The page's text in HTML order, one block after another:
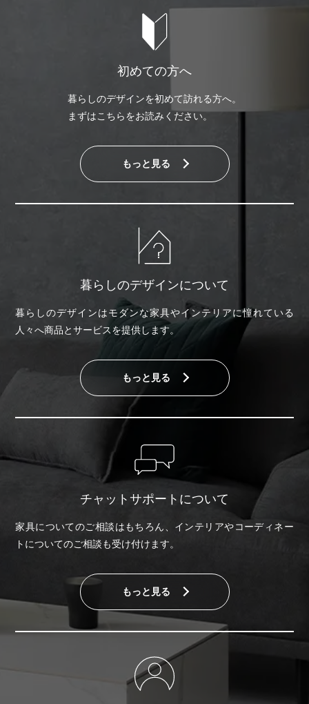
初めての方へ
暮らしのデザインを初めて訪れる方へ。
まずはこちらをお読みください。
もっと見る
暮らしのデザインについて
暮らしのデザインはモダンな家具やインテリアに憧れている
人々へ商品とサービスを提供します。
もっと見る
チャットサポートについて
家具についてのご相談はもちろん、インテリアやコーディネー
トについてのご相談も受け付けます。
もっと見る